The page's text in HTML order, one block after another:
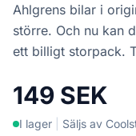
Ahlgrens bilar i
större. Och nu kan
ett billigt storpack.
149 SEK
I lager Säljs av